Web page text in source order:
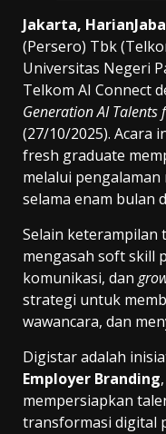
Jakarta,
(Persero) Tbk
Universitas Negeri
Telkom AI Connect
Generation AI Talents
(27/10/2025). Acara
fresh graduate
melalui pengalaman
selama enam bulan
Selain keterampilan
mengasah soft skill
komunikasi, dan
strategi untuk
wawancara, dan
Digistar adalah
Employer Branding
mempersiapkan
transformasi digital